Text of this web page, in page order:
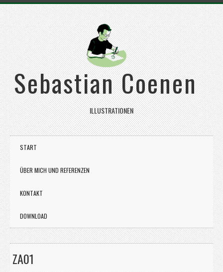
Sebastian Coenen
ILLUSTRATIONEN
START
ÜBER MICH UND REFERENZEN
KONTAKT
DOWNLOAD
ZA01